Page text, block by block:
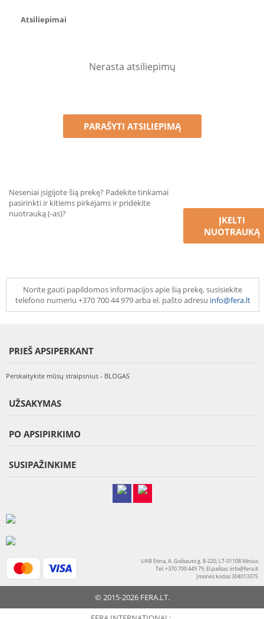
Atsiliepimai
Nerasta atsiliepimų
PARAŠYTI ATSILIEPIMĄ
Neseniai įsigijote šią prekę? Padėkite tinkamai
pasirinkti ir kitiems pirkėjams ir pridėkite
nuotrauką (-as)?
ĮKELTI
NUOTRAUKĄ
Norite gauti papildomos informacijos apie šią prekę, susisiekite
telefono numeriu +370 700 44 979 arba el. pašto adresu info@fera.lt
PRIEŠ APSIPERKANT
Perskaitykite mūsų straipsnius - BLOGAS
UŽSAKYMAS
PO APSIPIRKIMO
SUSIPAŽINKIME
UAB Etina, A. Goštauto g. 8-220, LT-01108 Vilnius
Tel: +370 700 449 79, El.paštas:info@fera.lt
Įmonės kodas 304013375
© 2015-2026 FERA.LT.